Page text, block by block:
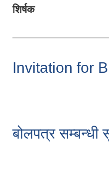
शिर्षक
Invitation for
बोलपत्र सम्बन्धी